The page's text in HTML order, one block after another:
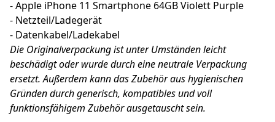
- Apple iPhone 11 Smartphone 64GB Violett Purple
- Netzteil/Ladegerät
- Datenkabel/Ladekabel
Die Originalverpackung ist unter Umständen leicht
beschädigt oder wurde durch eine neutrale Verpackung
ersetzt. Außerdem kann das Zubehör aus hygienischen
Gründen durch generisch, kompatibles und voll
funktionsfähigem Zubehör ausgetauscht sein.